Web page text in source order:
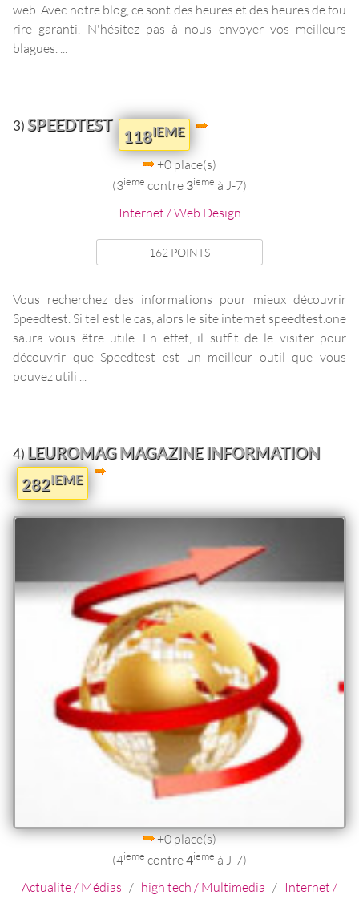
web. Avec notre blog, ce sont des heures et des heures de fou
rire garanti. N'hésitez pas à nous envoyer vos meilleurs
blagues. ...
3) SPEEDTEST
118IEME
+0 place(s)
(3ieme contre 3ieme à J-7)
Internet / Web Design
162 POINTS
Vous recherchez des informations pour mieux découvrir
Speedtest. Si tel est le cas, alors le site internet speedtest.one
saura vous être utile. En effet, il suffit de le visiter pour
découvrir que Speedtest est un meilleur outil que vous
pouvez utili ...
4) LEUROMAG MAGAZINE INFORMATION
282IEME
+0 place(s)
(4ieme contre4ieme à J-7)
Actualite / Médias / high tech / Multimedia / Internet /